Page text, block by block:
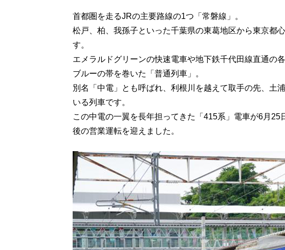
首都圏を走るJRの主要路線の1つ「常磐線」。
松戸、柏、我孫子といった千葉県の東葛地区から東京都
す。
エメラルドグリーンの快速電車や地下鉄千代田線直通の
ブルーの帯を巻いた「普通列車」。
別名「中電」とも呼ばれ、利根川を越えて取手の先、土
いる列車です。
この中電の一翼を長年担ってきた「415系」電車が6月
後の営業運転を迎えました。